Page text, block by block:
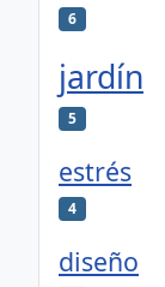
6
jardín
5
estrés
4
diseño